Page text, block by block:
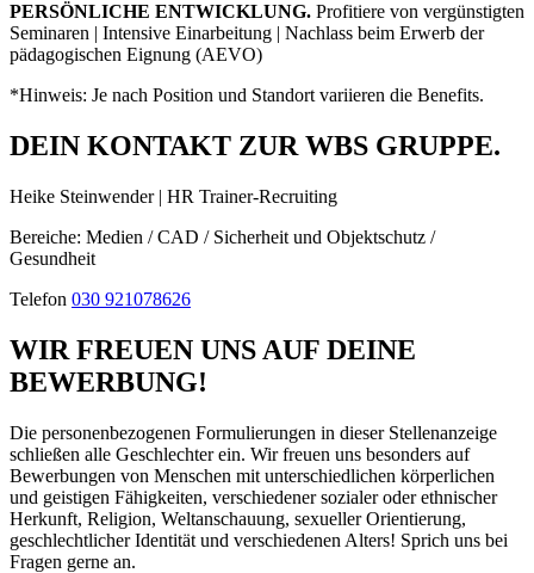
PERSÖNLICHE ENTWICKLUNG. ​Profitiere von vergünstigten
Seminaren | Intensive Einarbeitung | Nachlass beim Erwerb der
pädagogischen Eignung (AEVO)
*Hinweis: Je nach Position und Standort variieren die Benefits.​
DEIN KONTAKT ZUR WBS GRUPPE.
Heike Steinwender | HR Trainer-Recruiting
Bereiche: Medien / CAD / Sicherheit und Objektschutz /
Gesundheit
Telefon 030 921078626
WIR FREUEN UNS AUF DEINE
BEWERBUNG!
Die personenbezogenen Formulierungen in dieser Stellenanzeige
schließen alle Geschlechter ein. Wir freuen uns besonders auf
Bewerbungen von Menschen mit unterschiedlichen körperlichen
und geistigen Fähigkeiten, verschiedener sozialer oder ethnischer
Herkunft, Religion, Weltanschauung, sexueller Orientierung,
geschlechtlicher Identität und verschiedenen Alters! Sprich uns bei
Fragen gerne an.